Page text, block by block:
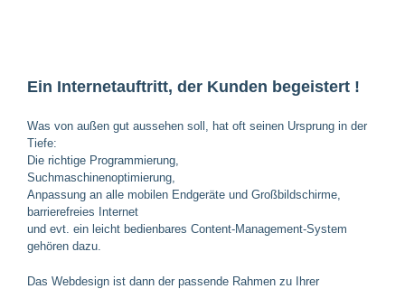
Ein Internetauftritt, der Kunden begeistert !
Was von außen gut aussehen soll, hat oft seinen Ursprung in der
Tiefe:
Die richtige Programmierung,
Suchmaschinenoptimierung,
Anpassung an alle mobilen Endgeräte und Großbildschirme,
barrierefreies Internet
und evt. ein leicht bedienbares Content-Management-System
gehören dazu.
Das Webdesign ist dann der passende Rahmen zu Ihrer